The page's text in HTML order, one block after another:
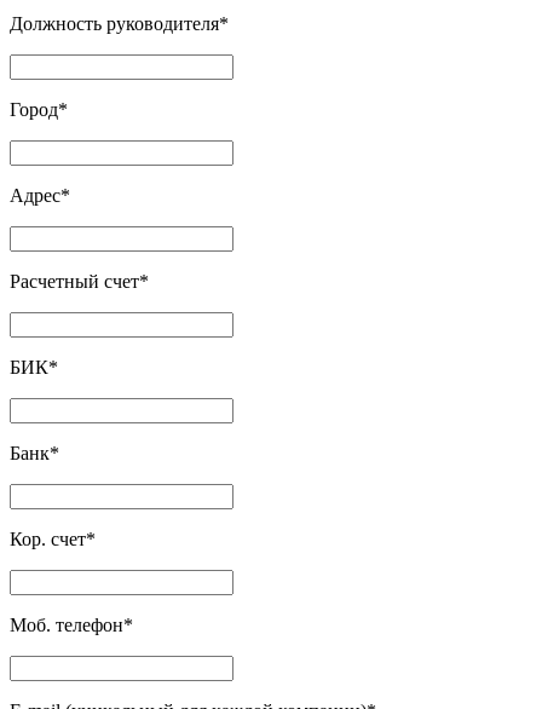
Должность руководителя*
Город*
Адрес*
Расчетный счет*
БИК*
Банк*
Кор. счет*
Моб. телефон*